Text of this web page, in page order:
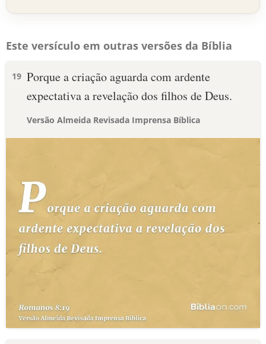
Este versículo em outras versões da Bíblia
19 Porque a criação aguarda com ardente
expectativa a revelação dos filhos de Deus.
Versão Almeida Revisada Imprensa Bíblica